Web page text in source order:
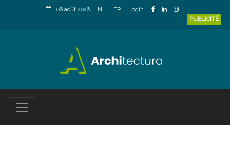
06 août 2026 NL FR
Login
PUBLICITÉ